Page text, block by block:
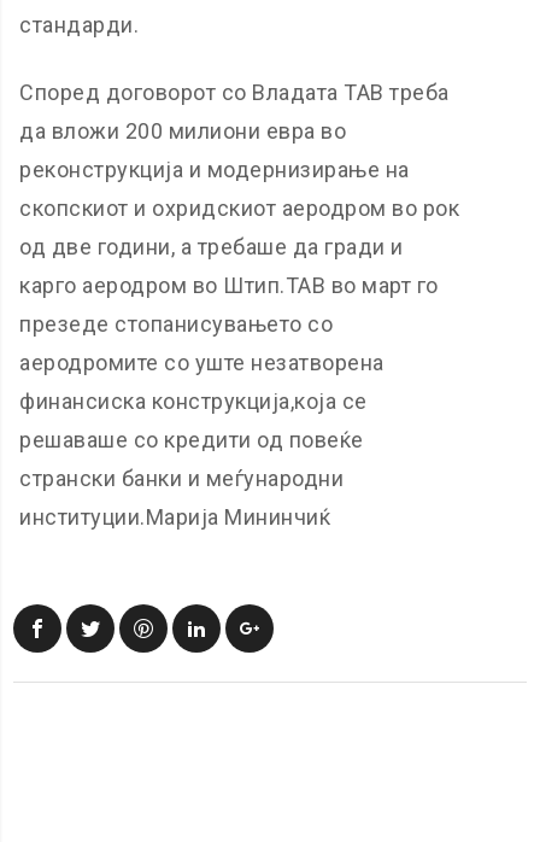
стандарди.
Според договорот со Владата ТАВ треба
да вложи 200 милиони евра во
реконструкција и модернизирање на
скопскиот и охридскиот аеродром во рок
од две години, а требаше да гради и
карго аеродром во Штип.ТАВ во март го
презеде стопанисувањето со
аеродромите со уште незатворена
финансиска конструкција,која се
решаваше со кредити од повеќе
странски банки и меѓународни
институции.Марија Мининчиќ